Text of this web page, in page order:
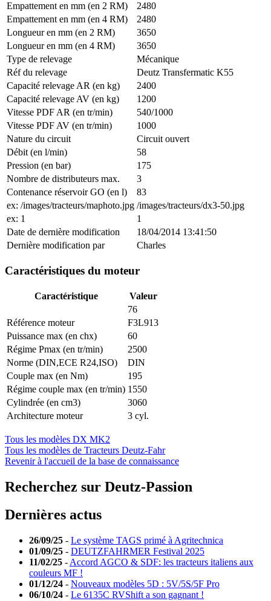
Empattement en mm (en 2 RM)
2480
Empattement en mm (en 4 RM)
2480
Longueur en mm (en 2 RM)
3650
Longueur en mm (en 4 RM)
3650
Type de relevage
Mécanique
Réf du relevage
Deutz Transfermatic K55
Capacité relevage AR (en kg)
2400
Capacité relevage AV (en kg)
1200
Vitesse PDF AR (en tr/min)
540/1000
Vitesse PDF AV (en tr/min)
1000
Nature du circuit
Circuit ouvert
Débit (en l/min)
58
Pression (en bar)
175
Nombre de distributeurs max.
3
Contenance réservoir GO (en l)
83
ex: /images/tracteurs/maphoto.jpg /images/tracteurs/dx3-50.jpg
ex: 1
1
Date de dernière modification
18/04/2014 13:41:50
Dernière modification par
Charles
Caractéristiques du moteur
Caractéristique
Valeur
76
Référence moteur
F3L913
Puissance max (en chx)
60
Régime Pmax (en tr/min)
2500
Norme (DIN,ECE R24,ISO)
DIN
Couple max (en Nm)
195
Régime couple max (en tr/min) 1550
Cylindrée (en cm3)
3060
Architecture moteur
3 cyl.
Tous les modèles DX MK2
Tous les modèles de Tracteurs Deutz-Fahr
Revenir à l'accueil de la base de connaissance
Recherchez sur Deutz-Passion
Dernières actus
26/09/25 - Le système TAGS primé à Agritechnica
01/09/25 - DEUTZFAHRMER Festival 2025
11/02/25 - Accord AGCO & SDF: les tracteurs italiens aux
couleurs MF !
01/12/24 - Nouveaux modèles 5D : 5V/5S/5F Pro
06/10/24 - Le 6135C RVShift a son gagnant !